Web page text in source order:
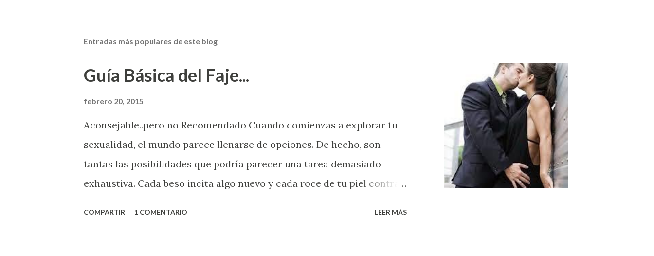
Entradas más populares de este blog
Guía Básica del Faje...
febrero 20, 2015
Aconsejable..pero no Recomendado Cuando comienzas a explorar tu
sexualidad, el mundo parece llenarse de opciones. De hecho, son
tantas las posibilidades que podría parecer una tarea demasiado
exhaustiva. Cada beso incita algo nuevo y cada roce de tu piel contra
COMPARTIR 1 COMENTARIO LEER MÁS